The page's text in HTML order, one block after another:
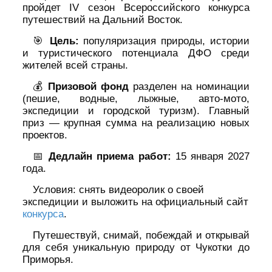
пройдет IV сезон Всероссийского конкурса
путешествий на Дальний Восток.
🎯
Цель: популяризация природы, истории
и туристического потенциала ДФО среди
жителей всей страны.
💰
Призовой фонд разделен на номинации
(пешие, водные, лыжные, авто-мото,
экспедиции и городской туризм). Главный
приз — крупная сумма на реализацию новых
проектов.
📅Дедлайн приема работ: 15 января 2027
года.
Условия: снять видеоролик о своей
экспедиции и выложить на официальный сайт
конкурса.
Путешествуй, снимай, побеждай и открывай
для себя уникальную природу от Чукотки до
Приморья.